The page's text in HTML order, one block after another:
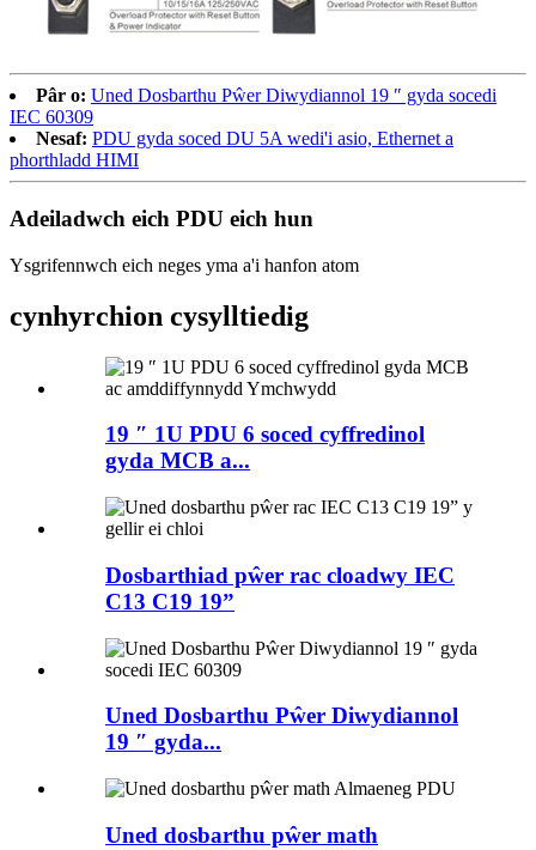
Pâr o: Uned Dosbarthu Pŵer Diwydiannol 19 ″ gyda socedi
IEC 60309
Nesaf: PDU gyda soced DU 5A wedi'i asio, Ethernet a
phorthladd HIMI
Adeiladwch eich PDU eich hun
Ysgrifennwch eich neges yma a'i hanfon atom
cynhyrchion cysylltiedig
19 ″ 1U PDU 6 soced cyffredinol
gyda MCB a...
Dosbarthiad pŵer rac cloadwy IEC
C13 C19 19”
Uned Dosbarthu Pŵer Diwydiannol
19 ″ gyda...
Uned dosbarthu pŵer math